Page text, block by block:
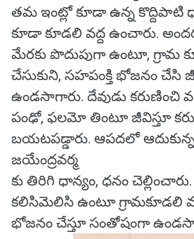
తమ ఇంట్లో కూడా ఉన్న కొద్దిపాటి
కూడా కూడలి వద్ద ఉంచారు.
మేరకు పొదుపుగా ఉంటూ, గ్రామ
చేసుకుని, సహపంక్తి భోజనం చేసి
ఉండసాగారు. దేవుడు కరుణించి
పంఢో, ఫలమో తింటూ జీవిస్తూ
బయటపడ్డారు. ఆపదలో
జయేంద్రవర్మ
కు తిరిగి ధాన్యం, ధనం
కలిసిమెలిసి ఉంటూ గ్రామకూడలి
భోజనం చేస్తూ సంతోషంగా